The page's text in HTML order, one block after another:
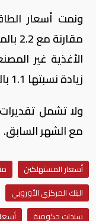
زيادة نسبتها 1.1 بالمئة في يناير .
ولا تشمل
مع الشهر السابق.
أسعار المستهلكين
البنك المركزي الأوروبي
سندات حكومية